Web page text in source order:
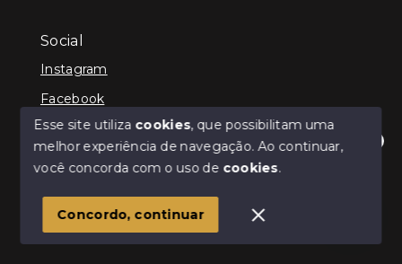
Olá! Estamos disponíveis para te ajudar.
Social
Instagram
Facebook
© Copyright 2026 - Infinity Imóveis Brasil Ltda - Todos
SITE PARA IMOBILIARIA
Esse site utiliza cookies, que possibilitam uma
melhor experiência de navegação.Ao continuar,
você concorda com o uso de cookies.
Concordo, continuar